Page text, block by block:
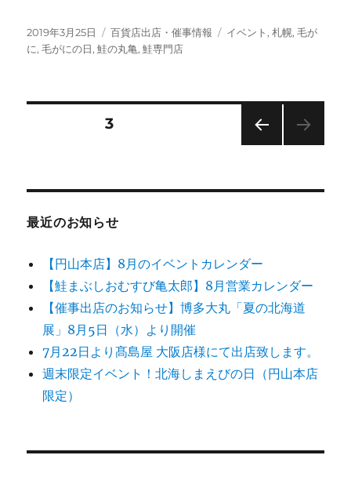
投
稿
2019年3月25日
カ
テ
百貨店出店・催事情報
タ
イベント ,札幌,毛が
に,毛がにの日,鮭の丸亀,鮭専門店
の
ペ
ー
ジ
送
り
固定ページ3
最近のお知らせ
【円山本店】8月のイベントカレンダー
【鮭まぶしおむすび亀太郎】8月営業カレンダー
【催事出店のお知らせ】博多大丸「夏の北海道
展」8月5日（水）より開催
7月22日より髙島屋 大阪店様にて出店致します。
週末限定イベント！北海しまえびの日（円山本店
限定）